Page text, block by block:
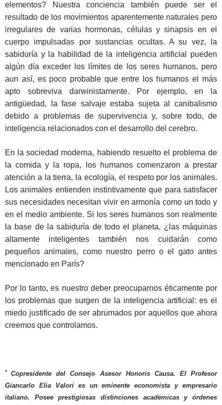
elementos? Nuestra conciencia también puede ser el
resultado de los movimientos aparentemente naturales pero
irregulares de varias hormonas, células y sinapsis en el
cuerpo impulsadas por sustancias ocultas. A su vez, la
sabiduría y la habilidad de la inteligencia artificial pueden
algún día exceder los límites de los seres humanos, pero
aun así, es poco probable que entre los humanos el más
apto sobreviva darwinistamente. Por ejemplo, en la
antigüedad, la fase salvaje estaba sujeta al canibalismo
debido a problemas de supervivencia y, sobre todo, de
inteligencia relacionados con el desarrollo del cerebro.
En la sociedad moderna, habiendo resuelto el problema de
la comida y la ropa, los humanos comenzaron a prestar
atención a la tierra, la ecología, el respeto por los animales.
Los animales entienden instintivamente que para satisfacer
sus necesidades necesitan vivir en armonía como un todo y
en el medio ambiente. Si los seres humanos son realmente
la base de la sabiduría de todo el planeta, ¿las máquinas
altamente inteligentes también nos cuidarán como
pequeños animales, como nuestro perro o el gato antes
mencionado en París?
Por lo tanto, es nuestro deber preocuparnos éticamente por
los problemas que surgen de la inteligencia artificial: es el
miedo justificado de ser abrumados por aquellos que ahora
creemos que controlamos.
* Copresidente del Consejo Asesor Honoris Causa. El Profesor
Giancarlo Elia Valori es un eminente economista y empresario
italiano. Posee prestigiosas distinciones académicas y órdenes